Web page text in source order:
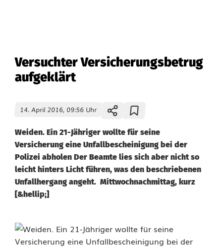
Versuchter Versicherungsbetrug
aufgeklärt
14. April 2016, 09:56 Uhr
Weiden. Ein 21-Jähriger wollte für seine
Versicherung eine Unfallbescheinigung bei der
Polizei abholen Der Beamte lies sich aber nicht so
leicht hinters Licht führen, was den beschriebenen
Unfallhergang angeht. Mittwochnachmittag, kurz
[&hellip;]